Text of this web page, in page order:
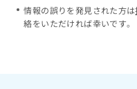
情報の誤りを発見された方は
絡をいただければ幸いです。